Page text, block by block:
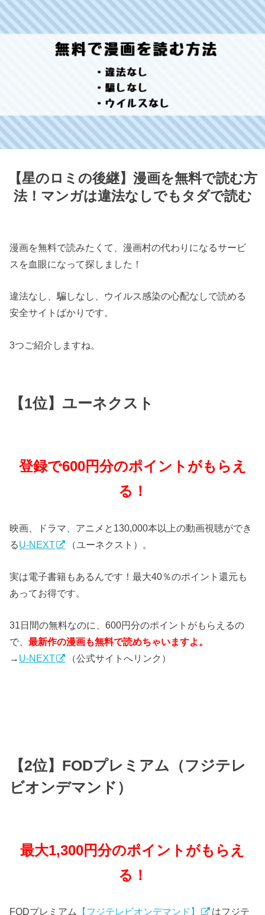
【星のロミの後継】漫画を無料で読む方
法！マンガは違法なしでもタダで読む
漫画を無料で読みたくて、漫画村の代わりになるサービ
スを血眼になって探しました！
違法なし、騙しなし、ウイルス感染の心配なしで読める
安全サイトばかりです。
3つご紹介しますね。
【1位】ユーネクスト
登録で600円分のポイントがもらえ
る！
映画、ドラマ、アニメと130,000本以上の動画視聴ができ
るU-NEXT （ユーネクスト）。
実は電子書籍もあるんです！最大40％のポイント還元も
あってお得です。
31日間の無料なのに、600円分のポイントがもらえるの
で、最新作の漫画も無料で読めちゃいますよ。
→ U-NEXT （公式サイトへリンク）
【2位】FODプレミアム（フジテレ
ビオンデマンド）
最大1,300円分のポイントがもらえ
る！
FODプレミアム 【フジテレビオンデマンド】
はフジテ